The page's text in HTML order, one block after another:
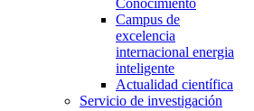
Conocimiento
Campus de
excelencia
internacional energia
inteligente
Actualidad científica
Servicio de investigación